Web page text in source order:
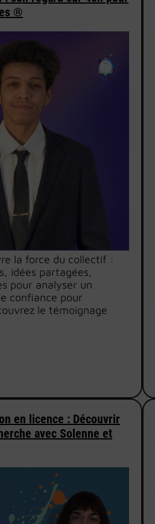
®
la force du collectif :
idées partagées,
pour analyser un
confiance pour
le témoignage
en licence : Découvrir
avec Solenne et